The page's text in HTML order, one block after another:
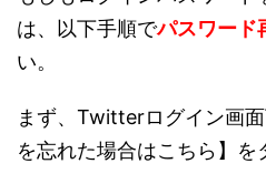
は、以下手順でパスワード
い。
まず、Twitterログイン画
を忘れた場合はこちら】を